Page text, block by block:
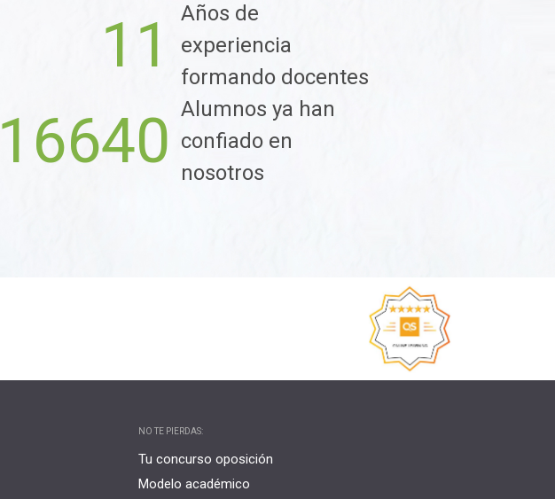
11
Años de
experiencia
formando docentes
16640 Alumnos ya han
confiado en
nosotros
NO TE PIERDAS:
Tu concurso oposición
Modelo académico